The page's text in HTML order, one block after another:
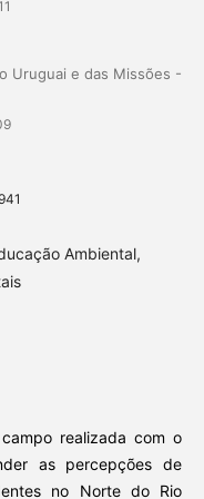
Uruguai e das Missões -
Ambiental,
realizada com o
as percepções de
no Norte do Rio